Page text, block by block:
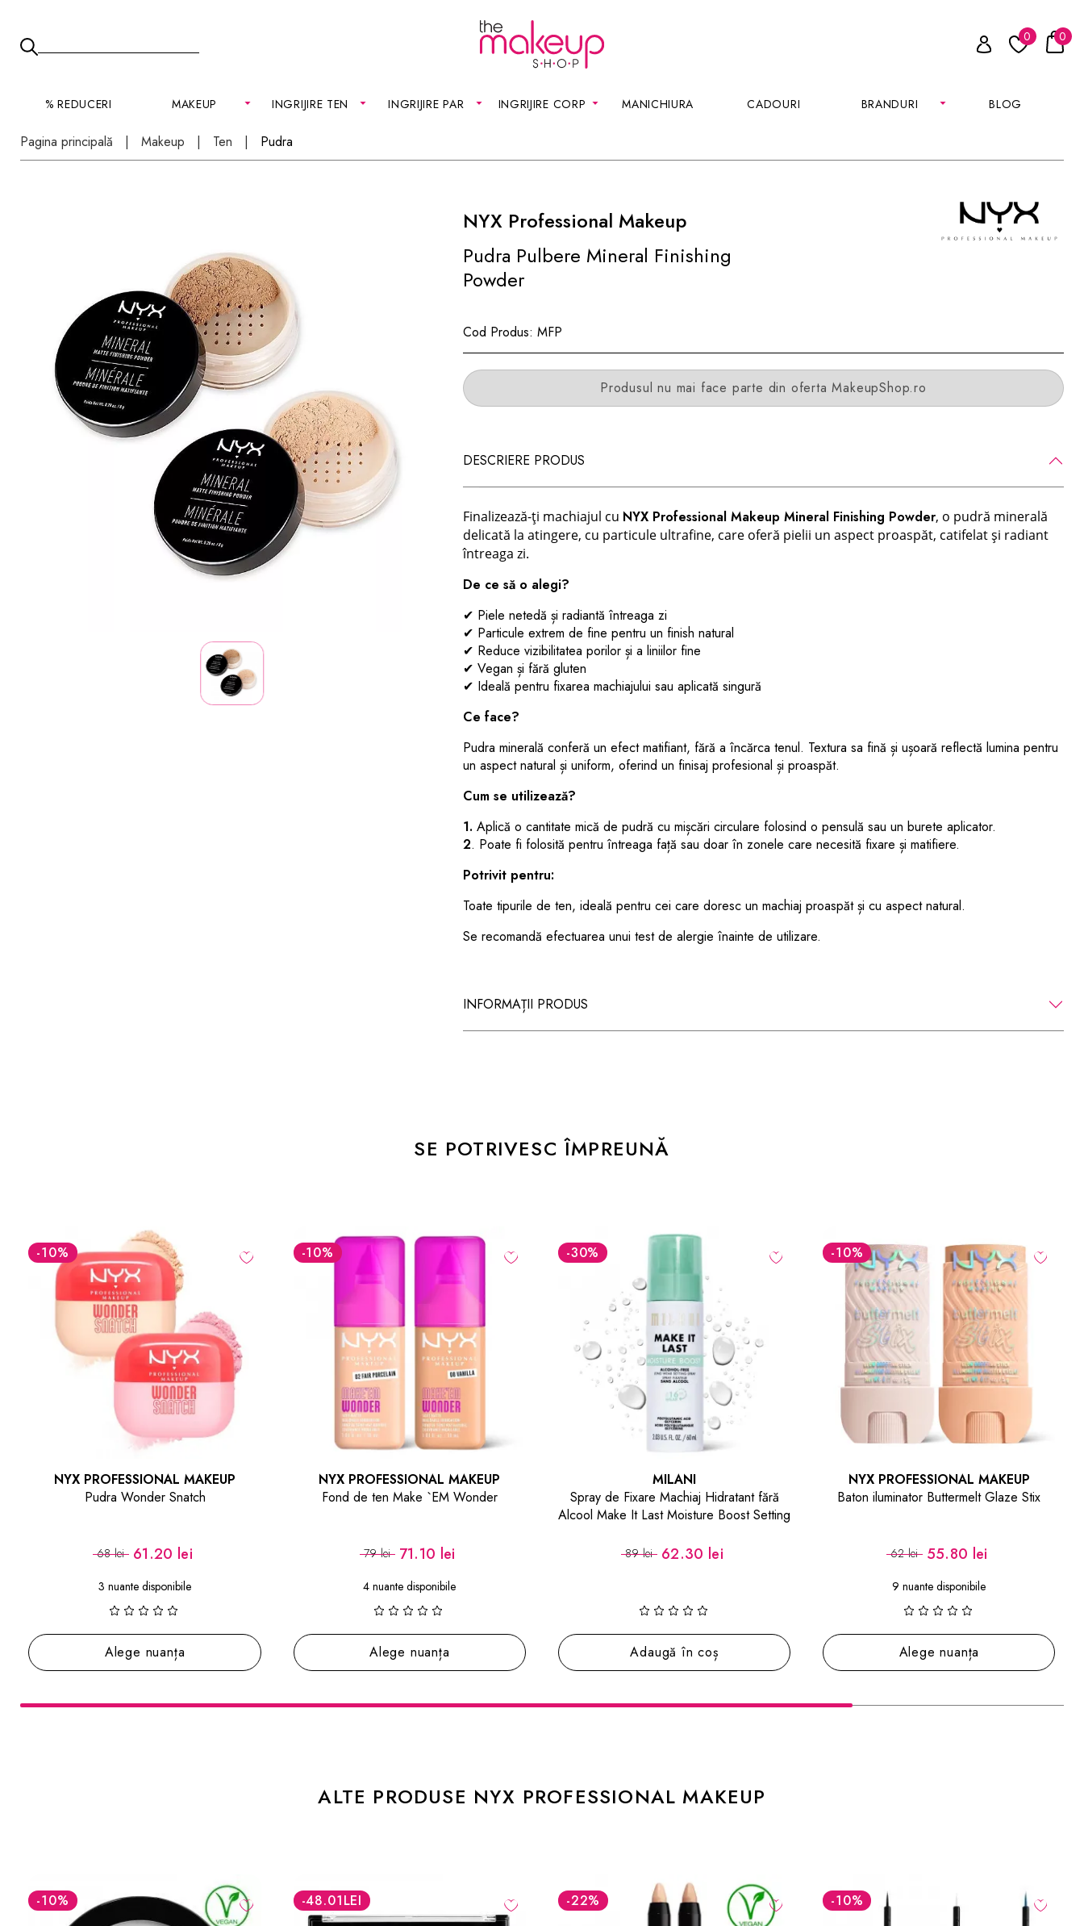
0 0
% REDUCERI MAKEUP INGRIJIRE TEN INGRIJIRE PAR INGRIJIRE CORP MANICHIURA CADOURI BRANDURI BLOG
Pagina principală Makeup Ten Pudra
NYX Professional Makeup
Pudra Pulbere Mineral Finishing
Powder
Cod Produs:MFP
Produsul nu mai face parte din oferta MakeupShop.ro
DESCRIERE PRODUS
Finalizează-ți machiajul cu NYX Professional Makeup Mineral Finishing Powder, o pudră minerală
delicată la atingere, cu particule ultrafine, care oferă pielii un aspect proaspăt, catifelat și radiant
întreaga zi.
De ce să o alegi?
✔ Piele netedă și radiantă întreaga zi
✔ Particule extrem de fine pentru un finish natural
✔ Reduce vizibilitatea porilor și a liniilor fine
✔ Vegan și fără gluten
✔ Ideală pentru fixarea machiajului sau aplicată singură
Ce face?
Pudra minerală conferă un efect matifiant, fără a încărca tenul. Textura sa fină și ușoară reflectă lumina pentru
un aspect natural și uniform, oferind un finisaj profesional și proaspăt.
Cum se utilizează?
1. Aplică o cantitate mică de pudră cu mișcări circulare folosind o pensulă sau un burete aplicator.
2. Poate fi folosită pentru întreaga față sau doar în zonele care necesită fixare și matifiere.
Potrivit pentru:
Toate tipurile de ten, ideală pentru cei care doresc un machiaj proaspăt și cu aspect natural.
Se recomandă efectuarea unui test de alergie înainte de utilizare.
INFORMAȚII PRODUS
SE POTRIVESC ÎMPREUNĂ
MAKEUP
nuanța
-10
NYX PROFESSIONAL MAKEUP
Fond de ten Make `EM Wonder
Alege nuanța
-30
Spray de Fixare Machiaj Hidratant fără
Alcool Make It Last Moisture Boost Setting
Adaugă în coș
NYX PROFESSIONAL MAKEUP
Baton iluminator Buttermelt Glaze Stix
Alege nuanța
-10%
NYX
Iluminator
Alege
ALTE PRODUSE NYX PROFESSIONAL MAKEUP
-48.01 LEI -22 -10 -31